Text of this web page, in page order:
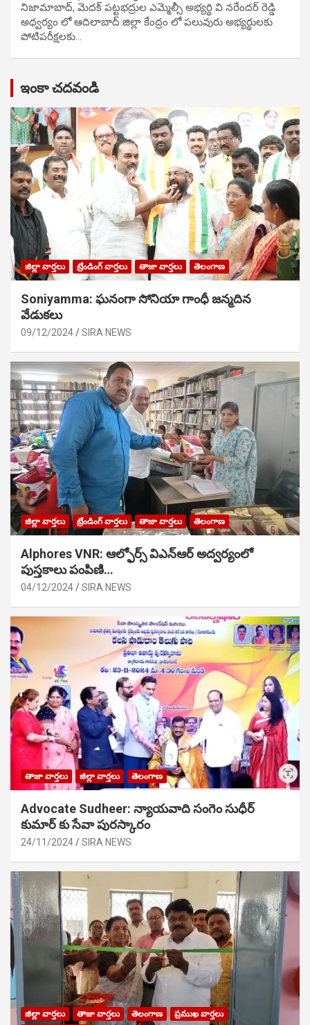
నిజామాబాద్, మెదక్ పట్టభద్రుల ఎమ్మెల్సీ అభ్యర్థి వి నరేందర్ రెడ్డి
అధ్వర్యం లో ఆదిలాబాద్ జిల్లా కేంద్రం లో పలువురు అభ్యర్థులకు
పోటిప‌రీక్ష‌ల‌కు…
ఇంకా చదవండి
జిల్లా వార్తలు ట్రేండింగ్ వార్తలు తాజా వార్తలు తెలంగాణ
Soniyamma: ఘ‌నంగా సోనియా గాంధీ జ‌న్మ‌దిన
వేడుక‌లు
09/12/2024 SIRA NEWS
జిల్లా వార్తలు ట్రేండింగ్ వార్తలు తాజా వార్తలు తెలంగాణ
Alphores VNR: ఆల్ఫోర్స్ విఎన్ఆర్ అద్వర్యంలో
పుస్తకాలు పంపిణి…
04/12/2024 SIRA NEWS
తాజా వార్తలు జిల్లా వార్తలు తెలంగాణ
Advocate Sudheer: న్యాయవాది సంగెం సుధీర్
కుమార్ కు సేవా పురస్కారం
24/11/2024 SIRA NEWS
జిల్లా వార్తలు తాజా వార్తలు తెలంగాణ
ప్రముఖ వార్తలు